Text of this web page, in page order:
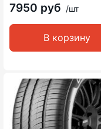
7950 руб /шт
В корзину